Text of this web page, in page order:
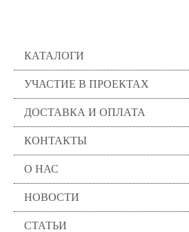
КАТАЛОГИ
УЧАСТИЕ В ПРОЕКТАХ
ДОСТАВКА И ОПЛАТА
КОНТАКТЫ
О НАС
НОВОСТИ
СТАТЬИ